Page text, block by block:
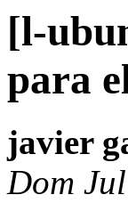
[l-
para
javier
Dom